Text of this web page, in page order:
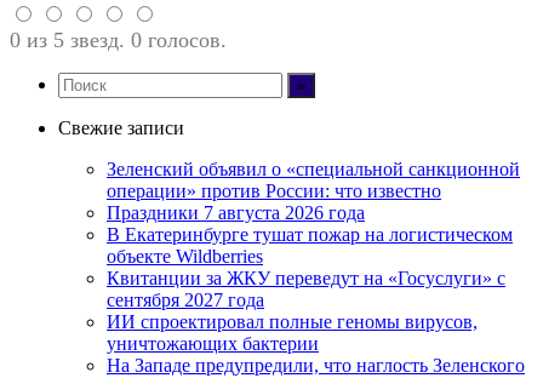
0 из 5 звезд. 0 голосов.
Свежие записи
Зеленский объявил о «специальной санкционной
операции» против России: что известно
Праздники 7 августа 2026 года
В Екатеринбурге тушат пожар на логистическом
объекте Wildberries
Квитанции за ЖКУ переведут на «Госуслуги» с
сентября 2027 года
ИИ спроектировал полные геномы вирусов,
уничтожающих бактерии
На Западе предупредили, что наглость Зеленского